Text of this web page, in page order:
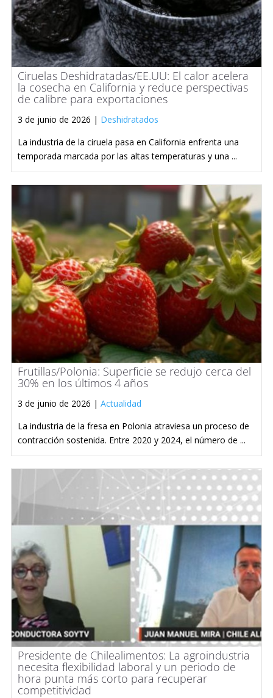
Ciruelas Deshidratadas/EE.UU: El calor acelera
la cosecha en California y reduce perspectivas
de calibre para exportaciones
3 de junio de 2026 | Deshidratados
La industria de la ciruela pasa en California enfrenta una
temporada marcada por las altas temperaturas y una ...
Frutillas/Polonia: Superficie se redujo cerca del
30% en los últimos 4 años
3 de junio de 2026 | Actualidad
La industria de la fresa en Polonia atraviesa un proceso de
contracción sostenida. Entre 2020 y 2024, el número de ...
Presidente de Chilealimentos: La agroindustria
necesita flexibilidad laboral y un periodo de
hora punta más corto para recuperar
competitividad